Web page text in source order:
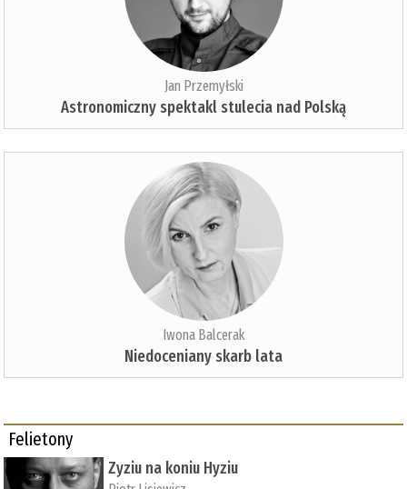
Jan Przemyłski
Astronomiczny spektakl stulecia nad Polską
Iwona Balcerak
Niedoceniany skarb lata
Felietony
Zyziu na koniu Hyziu